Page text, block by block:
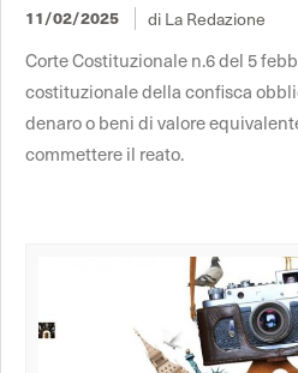
11/02/2025 di La Redazione
Corte Costituzionale n.6 del 5
costituzionale della confisca
denaro o beni di valore
commettere il reato.